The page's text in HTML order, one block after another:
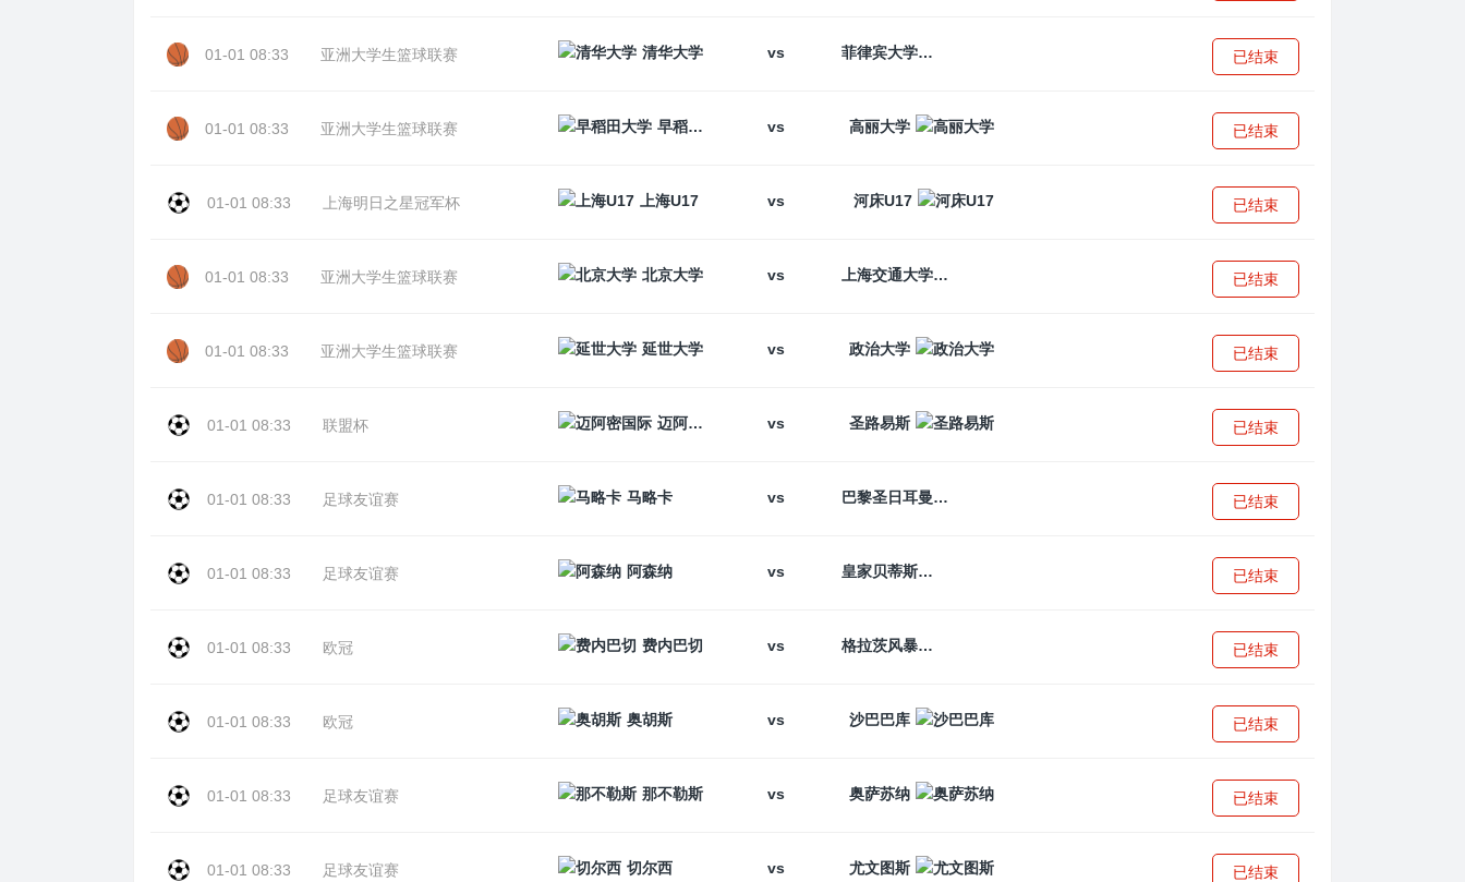
01-01 08:33 亚洲大学生篮球联赛 清华大学 vs 菲律宾大学 已结束
01-01 08:33 亚洲大学生篮球联赛 早稻田大学 vs 高丽大学 已结束
01-01 08:33 上海明日之星冠军杯 上海U17 vs 河床U17 已结束
01-01 08:33 亚洲大学生篮球联赛 北京大学 vs 上海交通大学 已结束
01-01 08:33 亚洲大学生篮球联赛 延世大学 vs 政治大学 已结束
01-01 08:33 联盟杯 迈阿密国际 vs 圣路易斯 已结束
01-01 08:33 足球友谊赛 马略卡 vs 巴黎圣日耳曼 已结束
01-01 08:33 足球友谊赛 阿森纳 vs 皇家贝蒂斯 已结束
01-01 08:33 欧冠 费内巴切 vs 格拉茨风暴 已结束
01-01 08:33 欧冠 奥胡斯 vs 沙巴巴库 已结束
01-01 08:33 足球友谊赛 那不勒斯 vs 奥萨苏纳 已结束
01-01 08:33 足球友谊赛 切尔西 vs 尤文图斯 已结束